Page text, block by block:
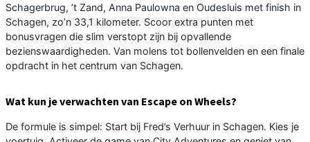
Schagerbrug, ’t Zand, Anna Paulowna en Oudesluis met finish in
Schagen, zo’n 33,1 kilometer. Scoor extra punten met
bonusvragen die slim verstopt zijn bij opvallende
bezienswaardigheden. Van molens tot bollenvelden en een finale
opdracht in het centrum van Schagen.
Wat kun je verwachten van Escape on Wheels?
De formule is simpel: Start bij Fred’s Verhuur in Schagen. Kies je